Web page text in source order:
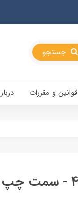
قوانین و مقررات